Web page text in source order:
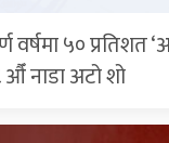
५० प्रतिशत
नाडा अटो शो